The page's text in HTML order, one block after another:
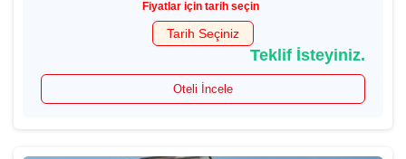
Fiyatlar için tarih seçin
Tarih Seçiniz
Teklif İsteyiniz.
Oteli İncele